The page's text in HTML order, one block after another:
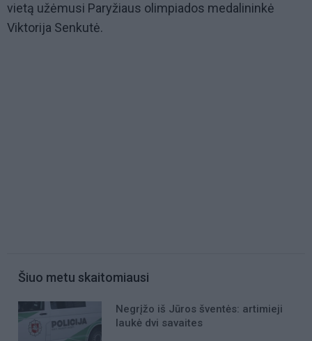
vietą užėmusi Paryžiaus olimpiados medalininkė
Viktorija Senkutė.
Šiuo metu skaitomiausi
Negrįžo iš Jūros šventės: artimieji
laukė dvi savaites